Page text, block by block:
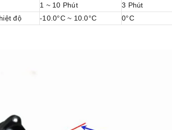
1 ~ 10 Phút
3 Phút
độ -10.0°C ~ 10.0°C 0°C